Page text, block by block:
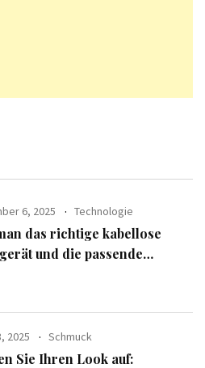
6, 2025 Technologie
das richtige kabellose
und die passende
2025 Schmuck
Sie Ihren Look auf: